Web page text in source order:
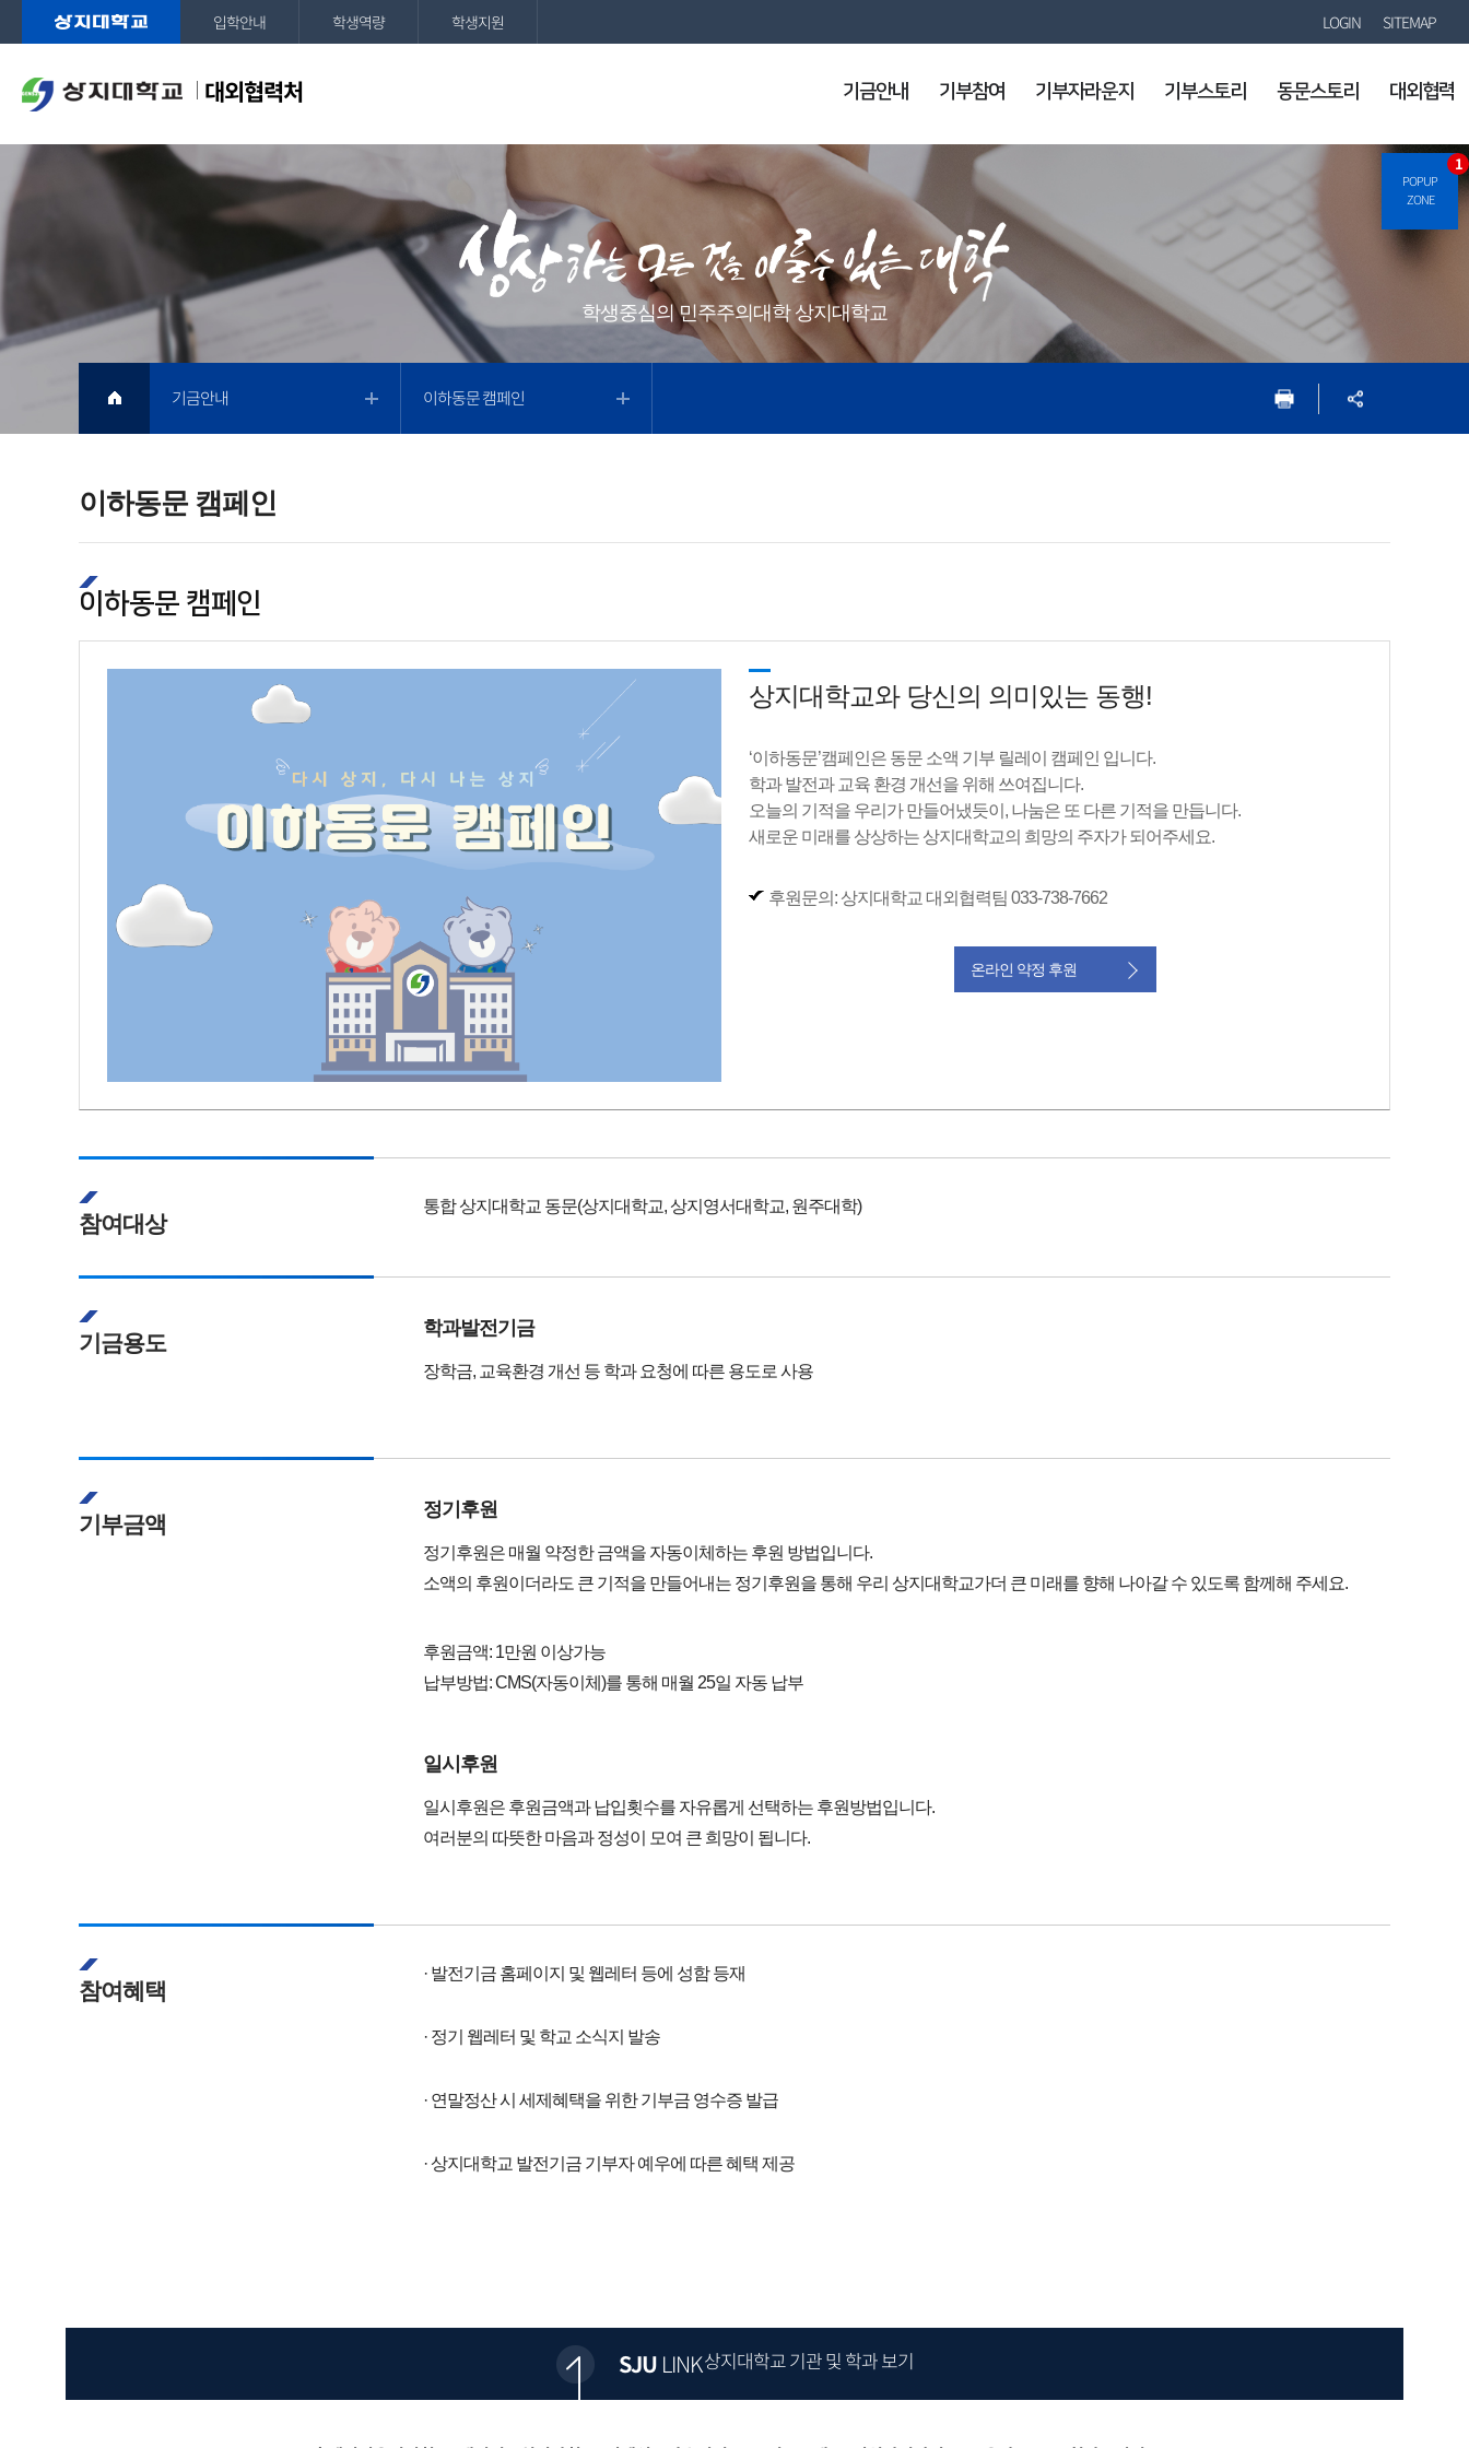
POPUP
ZONE
1
대외협력처
입학안내 학생역량 학생지원 LOGIN SITEMAP
기금안내 기부참여 기부자라운지 기부스토리 동문스토리 대외협력
학생중심의 민주주의대학 상지대학교
이하동문 캠페인
기금안내 이하동문 캠페인
이하동문 캠페인
상지대학교와 당신의 의미있는 동행!
‘이하동문’캠페인은 동문 소액 기부 릴레이 캠페인 입니다.
학과 발전과 교육 환경 개선을 위해 쓰여집니다.
오늘의 기적을 우리가 만들어냈듯이, 나눔은 또 다른 기적을 만듭니다.
새로운 미래를 상상하는 상지대학교의 희망의 주자가 되어주세요.
후원문의: 상지대학교 대외협력팀 033-738-7662
온라인 약정 후원
참여대상
통합 상지대학교 동문(상지대학교, 상지영서대학교, 원주대학)
기금용도
학과발전기금
장학금, 교육환경 개선 등 학과 요청에 따른 용도로 사용
기부금액
정기후원
정기후원은 매월 약정한 금액을 자동이체하는 후원 방법입니다.
소액의 후원이더라도 큰 기적을 만들어내는 정기후원을 통해 우리 상지대학교가더 큰 미래를 향해 나아갈 수 있도록 함께해 주세요.
후원금액: 1만원 이상가능
납부방법: CMS(자동이체)를 통해 매월 25일 자동 납부
일시후원
일시후원은 후원금액과 납입횟수를 자유롭게 선택하는 후원방법입니다.
여러분의 따뜻한 마음과 정성이 모여 큰 희망이 됩니다.
참여혜택
· 발전기금 홈페이지 및 웹레터 등에 성함 등재
· 정기 웹레터 및 학교 소식지 발송
· 연말정산 시 세제혜택을 위한 기부금 영수증 발급
· 상지대학교 발전기금 기부자 예우에 따른 혜택 제공
SJU LINK상지대학교 기관 및 학과 보기